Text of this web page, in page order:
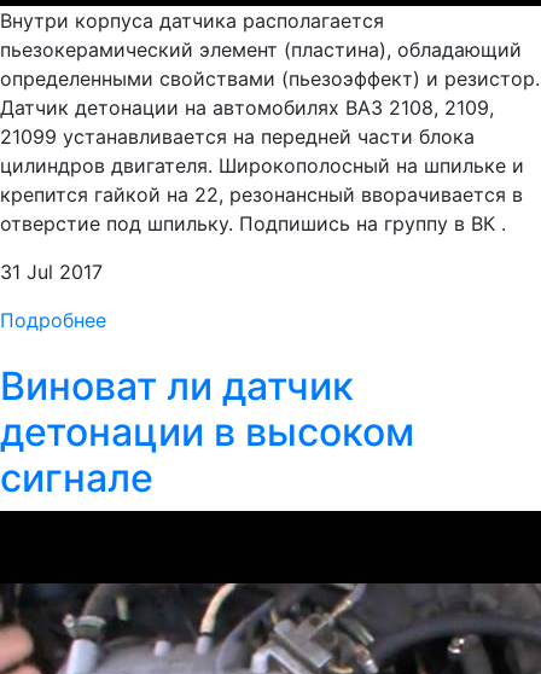
Внутри корпуса датчика располагается
пьезокерамический элемент (пластина), обладающий
определенными свойствами (пьезоэффект) и резистор.
Датчик детонации на автомобилях ВАЗ 2108, 2109,
21099 устанавливается на передней части блока
цилиндров двигателя. Широкополосный на шпильке и
крепится гайкой на 22, резонансный вворачивается в
отверстие под шпильку. Подпишись на группу в ВК .
31 Jul 2017
Подробнее
Виноват ли датчик
детонации в высоком
сигнале